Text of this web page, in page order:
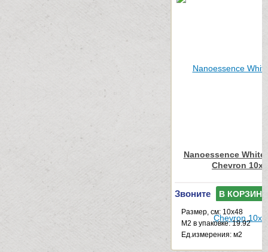
Nanoessence White
Chevron
Звоните В КОРЗИНУ
Размер, см: 10x48
М2 в упаковке: 19.92
Ед.измерения: м2